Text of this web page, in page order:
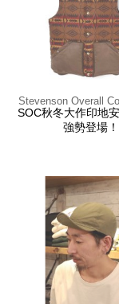
Stevenson Overall
SOC秋冬大作印地
強勢登場！